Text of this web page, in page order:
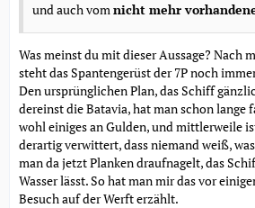
und auch vomnicht mehr
Was meinst du mit dieser Aussage? Nach
steht das Spantengerüst der 7P noch
Den ursprünglichen Plan, das Schiff
dereinst die Batavia, hat man schon lange
wohl einiges an Gulden, und mittlerweile
derartig verwittert, dass niemand weiß,
man da jetzt Planken draufnagelt, das
Wasser lässt. So hat man mir das vor
Besuch auf der Werft erzählt.